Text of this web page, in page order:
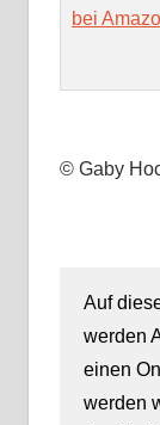
bei
© Gaby
Auf
werden
einen
werden